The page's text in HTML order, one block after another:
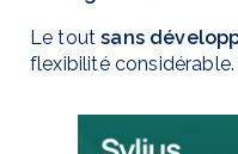
Le toutsans
flexibilité considérable.